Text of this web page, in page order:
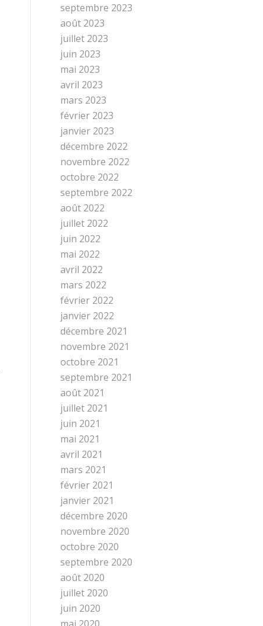
septembre 2023
août 2023
juillet 2023
juin 2023
mai 2023
avril 2023
mars 2023
février 2023
janvier 2023
décembre 2022
novembre 2022
octobre 2022
septembre 2022
août 2022
juillet 2022
juin 2022
mai 2022
avril 2022
mars 2022
février 2022
janvier 2022
décembre 2021
novembre 2021
octobre 2021
septembre 2021
août 2021
juillet 2021
juin 2021
mai 2021
avril 2021
mars 2021
février 2021
janvier 2021
décembre 2020
novembre 2020
octobre 2020
septembre 2020
août 2020
juillet 2020
juin 2020
mai 2020